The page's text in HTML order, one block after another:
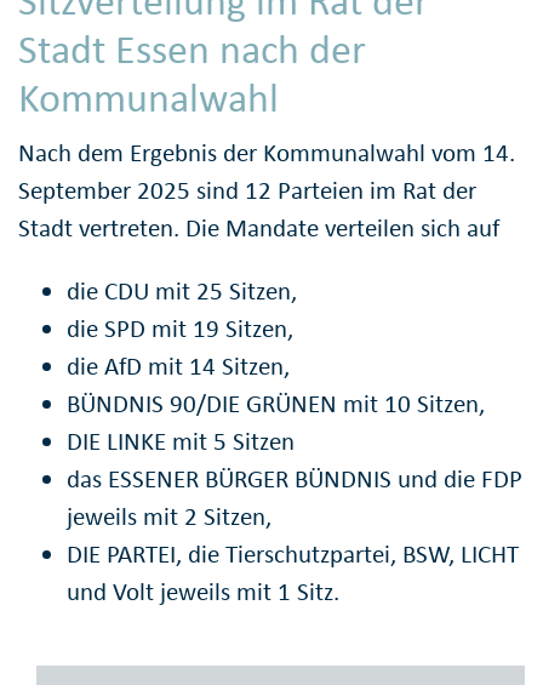
Stadt Essen nach der
Kommunalwahl
Nach dem Ergebnis der Kommunalwahl vom 14.
September 2025 sind 12 Parteien im Rat der
Stadt vertreten. Die Mandate verteilen sich auf
die CDU mit 25 Sitzen,
die SPD mit 19 Sitzen,
die AfD mit 14 Sitzen,
BÜNDNIS 90/DIE GRÜNEN mit 10 Sitzen,
DIE LINKE mit 5 Sitzen
das ESSENER BÜRGER BÜNDNIS und die FDP
jeweils mit 2 Sitzen,
DIE PARTEI, die Tierschutzpartei, BSW, LICHT
und Volt jeweils mit 1 Sitz.